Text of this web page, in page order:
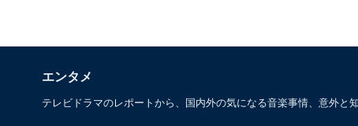
エンタメ
テレビドラマのレポートから、国内外の気になる音楽事情、意外と